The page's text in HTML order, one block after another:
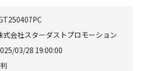
式会社スターダストプロモーション
03/28 19:00:00